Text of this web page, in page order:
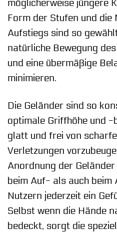
möglicherweise jüngere
Form der Stufen und die
Aufstiegs sind so
natürliche Bewegung
und eine übermäßige
minimieren.
Die Geländer sind so
optimale Griffhöhe und -
glatt und frei von
Verletzungen
Anordnung der
beim Auf- als auch beim
Nutzern jederzeit ein
Selbst wenn die Hände
bedeckt, sorgt die